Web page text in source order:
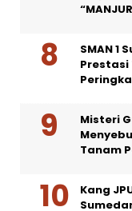
SMAN 1
Prestasi
Misteri
Tanam
Kang